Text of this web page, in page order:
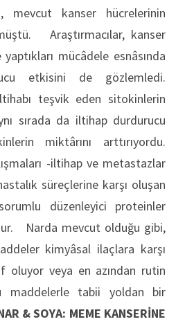
mevcut kanser hücrelerinin
Araştırmacılar, kanser
mücâdele esnâsında
etkisini de gözlemledi.
teşvik eden sitokinlerin
sırada da iltihap durdurucu
miktârını arttırıyordu.
-iltihap ve metastazlar
süreçlerine karşı oluşan
düzenleyici proteinler
Narda mevcut olduğu gibi,
kimyâsal ilaçlara karşı
veya en azından rutin
maddelerle tabii yoldan bir
& SOYA: MEME KANSERİNE